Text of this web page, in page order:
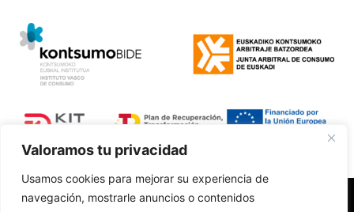
Valoramos tu privacidad
Usamos cookies para mejorar su experiencia de
navegación, mostrarle anuncios o contenidos
Polí­tica de Privacidad